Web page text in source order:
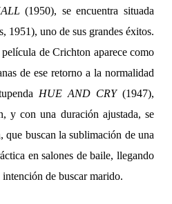
(1950), se encuentra situada
1951), uno de sus grandes éxitos.
de Crichton aparece como
de ese retorno a la normalidad
HUE AND CRY(1947),
y con una duración ajustada, se
que buscan la sublimación de una
en salones de baile, llegando
de buscar marido.